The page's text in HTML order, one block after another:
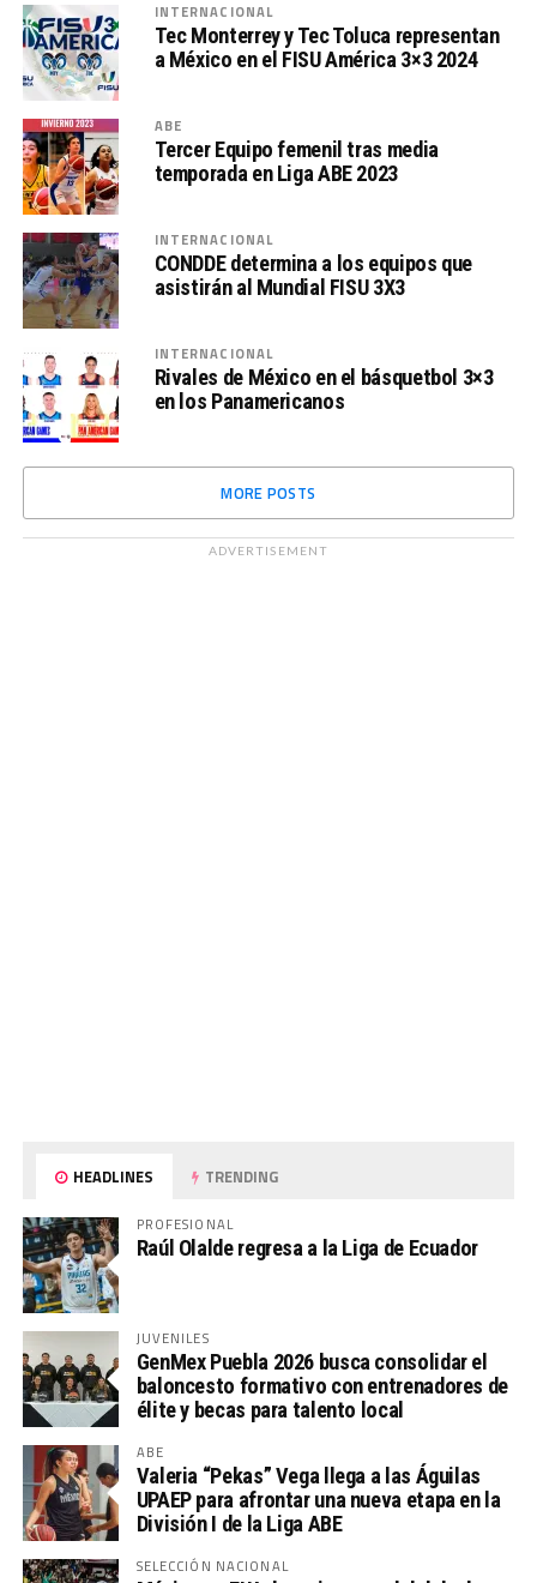
INTERNACIONAL
Tec Monterrey y Tec Toluca representan
a México en el FISU América 3×3 2024
ABE
Tercer Equipo femenil tras media
temporada en Liga ABE 2023
INTERNACIONAL
CONDDE determina a los equipos que
asistirán al Mundial FISU 3X3
INTERNACIONAL
Rivales de México en el básquetbol 3×3
en los Panamericanos
MORE POSTS
ADVERTISEMENT
HEADLINES TRENDING
PROFESIONAL
Raúl Olalde regresa a la Liga de Ecuador
JUVENILES
GenMex Puebla 2026 busca consolidar el
baloncesto formativo con entrenadores de
élite y becas para talento local
ABE
Valeria “Pekas” Vega llega a las Águilas
UPAEP para afrontar una nueva etapa en la
División I de la Liga ABE
SELECCIÓN NACIONAL